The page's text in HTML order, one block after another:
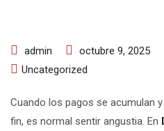
admin octubre 9, 2025
Uncategorized
Cuando los pagos se acumulan
fin, es normal sentir angustia. En